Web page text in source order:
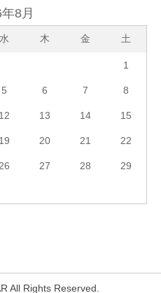
8月
水 木 金 土
1
5 6 7 8
12 13 14 15
19 20 21 22
27 28 29
All Rights Reserved.